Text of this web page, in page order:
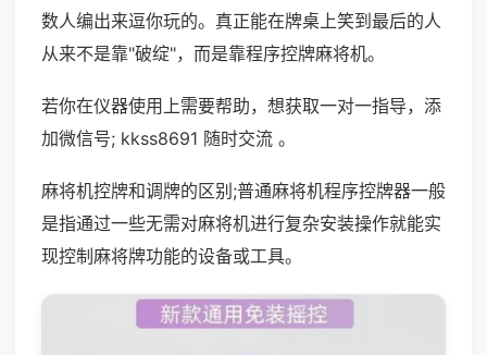
数人编出来逗你玩的。真正能在牌桌上笑到最后的人
从来不是靠"破绽"，而是靠程序控牌麻将机。
若你在仪器使用上需要帮助，想获取一对一指导，添
加微信号; kkss8691 随时交流 。
麻将机控牌和调牌的区别;普通麻将机程序控牌器一般
是指通过一些无需对麻将机进行复杂安装操作就能实
现控制麻将牌功能的设备或工具。